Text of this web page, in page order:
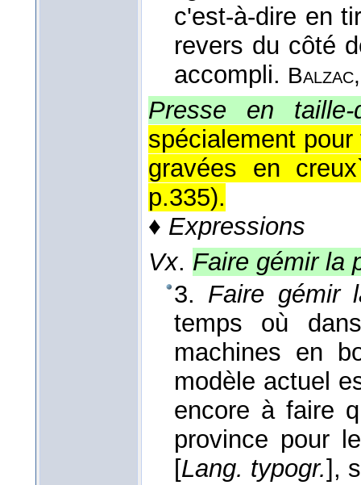
c'est-à-dire en
revers du côté
accompli. Balzac,
Presse en taille-
spécialement
gravées en
p.335).
♦ Expressions
Vx. Faire gémir la
3. Faire gémir
temps où
machines en
modèle actuel
encore à faire
province pour
[Lang. typogr.],